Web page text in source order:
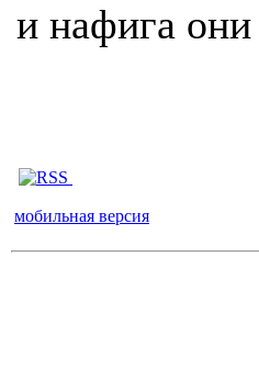
и нафига они
мобильная версия